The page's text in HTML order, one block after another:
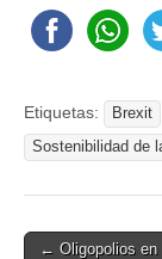
Etiquetas: Brexit
Sostenibilidad de
Post
← Oligopolios en